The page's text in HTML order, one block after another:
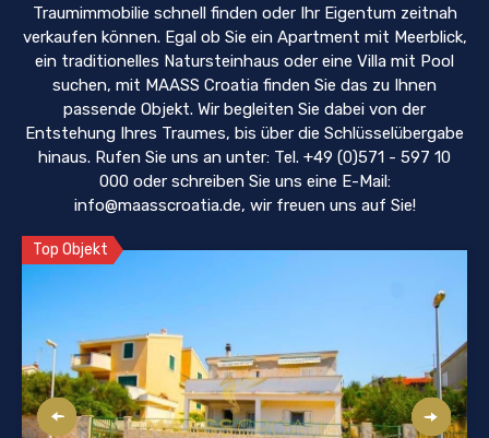
Traumimmobilie schnell finden oder Ihr Eigentum zeitnah
verkaufen können. Egal ob Sie ein Apartment mit Meerblick,
ein traditionelles Natursteinhaus oder eine Villa mit Pool
suchen, mit MAASS Croatia finden Sie das zu Ihnen
passende Objekt. Wir begleiten Sie dabei von der
Entstehung Ihres Traumes, bis über die Schlüsselübergabe
hinaus. Rufen Sie uns an unter: Tel. +49 (0)571 - 597 10
000 oder schreiben Sie uns eine E-Mail:
info@maasscroatia.de, wir freuen uns auf Sie!
Top Objekt